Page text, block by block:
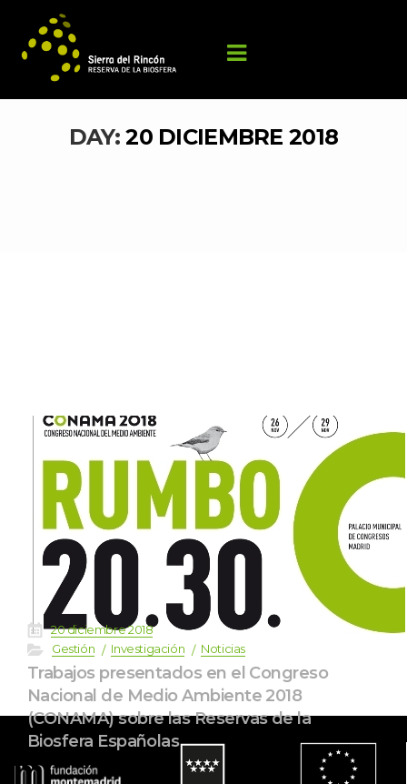
DAY: 20 DICIEMBRE 2018
20 diciembre 2018
Gestión Investigación Noticia
Trabajos presentados en el Congreso
Nacional de Medio Ambiente 2018
(CONAMA) sobre las Reservas de la
Biosfera Española